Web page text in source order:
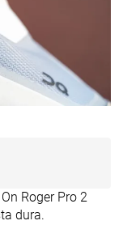
Roger Pro 2
dura.